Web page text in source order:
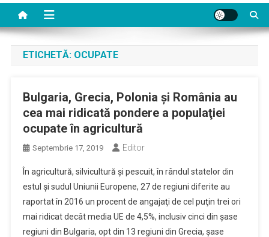
ETICHETĂ: OCUPATE
Bulgaria, Grecia, Polonia şi România au
cea mai ridicată pondere a populaţiei
ocupate în agricultură
Septembrie 17, 2019 Editor
În agricultură, silvicultură şi pescuit, în rândul statelor din
estul şi sudul Uniunii Europene, 27 de regiuni diferite au
raportat în 2016 un procent de angajaţi de cel puţin trei ori
mai ridicat decât media UE de 4,5%, inclusiv cinci din şase
regiuni din Bulgaria, opt din 13 regiuni din Grecia, şase